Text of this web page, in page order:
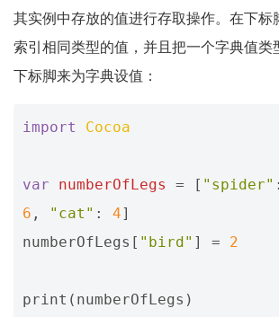
其实例中存放的值进行存取操作。在下标
索引相同类型的值，并且把一个字典值类
下标脚来为字典设值：
import Cocoa
var numberOfLegs = [ "spider" :
6 , "cat" : 4]
numberOfLegs [ "bird" ] = 2
print ( numberOfLegs )